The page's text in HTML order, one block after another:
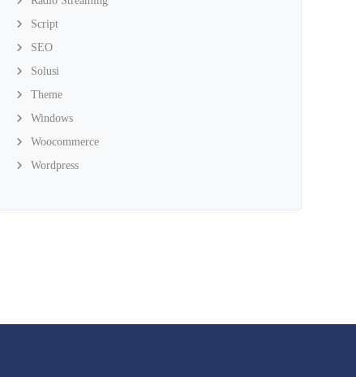
Script
SEO
Solusi
Theme
Windows
Woocommerce
Wordpress